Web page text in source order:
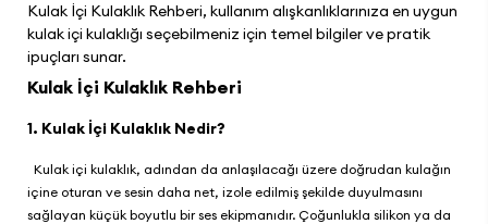
Kulak İçi Kulaklık Rehberi, kullanım alışkanlıklarınıza en uygun
kulak içi kulaklığı seçebilmeniz için temel bilgiler ve pratik
ipuçları sunar.
Kulak İçi Kulaklık Rehberi
1. Kulak İçi Kulaklık Nedir?
Kulak içi kulaklık, adından da anlaşılacağı üzere doğrudan kulağın
içine oturan ve sesin daha net, izole edilmiş şekilde duyulmasını
sağlayan küçük boyutlu bir ses ekipmanıdır. Çoğunlukla silikon ya da